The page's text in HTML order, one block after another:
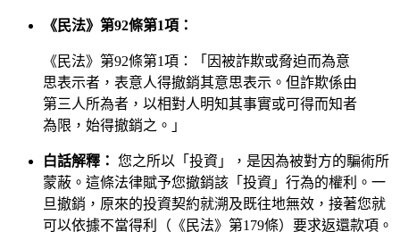
《民法》第92條第1項：
《民法》第92條第1項：「因被詐欺或脅迫而為意
思表示者，表意人得撤銷其意思表示。但詐欺係由
第三人所為者，以相對人明知其事實或可得而知者
為限，始得撤銷之。」
白話解釋： 您之所以「投資」，是因為被對方的騙術所
蒙蔽。這條法律賦予您撤銷該「投資」行為的權利。一
旦撤銷，原來的投資契約就溯及既往地無效，接著您就
可以依據不當得利（《民法》第179條）要求返還款項。